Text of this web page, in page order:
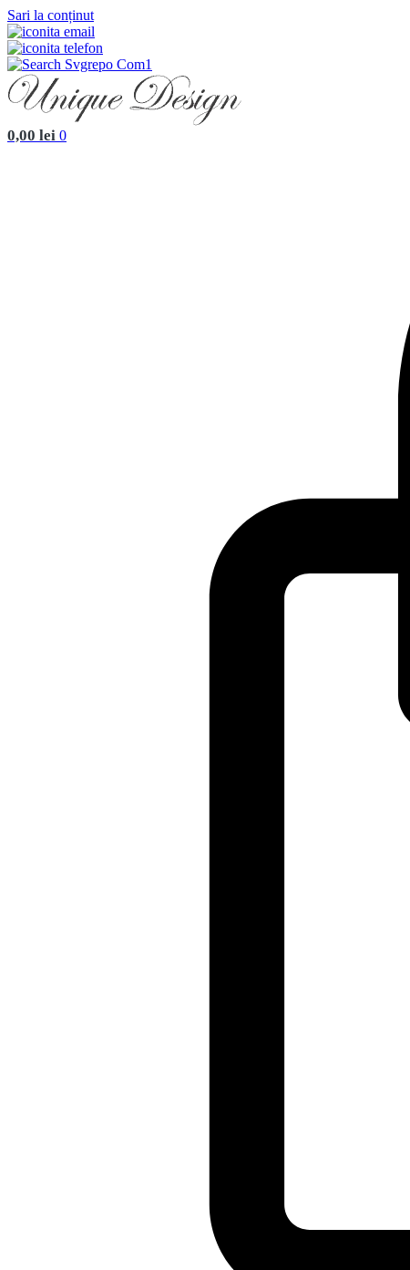
Sari la conținut
0,00 lei 0